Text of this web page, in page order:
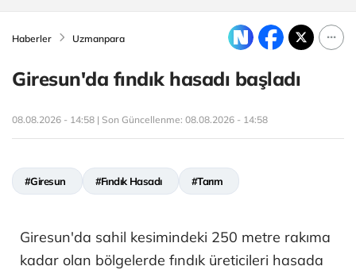
Haberler Uzmanpara
Giresun'da fındık hasadı başladı
08.08.2026 - 14:58 | Son Güncellenme: 08.08.2026 - 14:58
#Giresun #Fındık Hasadı #Tarım
Giresun'da sahil kesimindeki 250 metre rakıma
kadar olan bölgelerde fındık üreticileri hasada